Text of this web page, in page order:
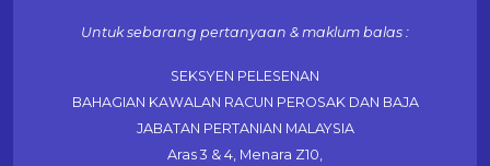
Untuk sebarang pertanyaan & maklum balas :
SEKSYEN PELESENAN
BAHAGIAN KAWALAN RACUN PEROSAK DAN BAJA
JABATAN PERTANIAN MALAYSIA
Aras 3 & 4, Menara Z10,